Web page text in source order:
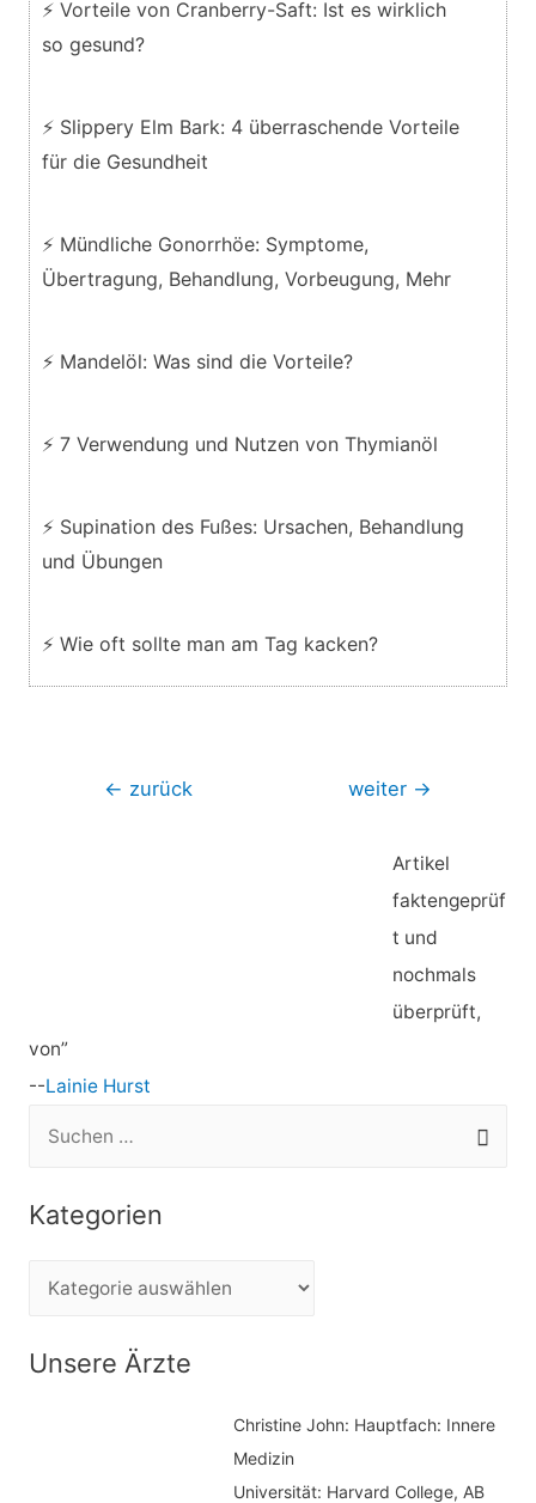
⚡ Vorteile von Cranberry-Saft: Ist es wirklich
so gesund?
⚡ Slippery Elm Bark: 4 überraschende Vorteile
für die Gesundheit
⚡ Mündliche Gonorrhöe: Symptome,
Übertragung, Behandlung, Vorbeugung, Mehr
⚡ Mandelöl: Was sind die Vorteile?
⚡ 7 Verwendung und Nutzen von Thymianöl
⚡ Supination des Fußes: Ursachen, Behandlung
und Übungen
⚡ Wie oft sollte man am Tag kacken?
Beitragsnavigation
← zurück weiter →
Artikel
faktengeprüf
t und
nochmals
überprüft,
von”
--Lainie Hurst
Kategorien
tUnsere Ärzte
Christine John: Hauptfach: Innere
Medizin
Universität: Harvard College, AB